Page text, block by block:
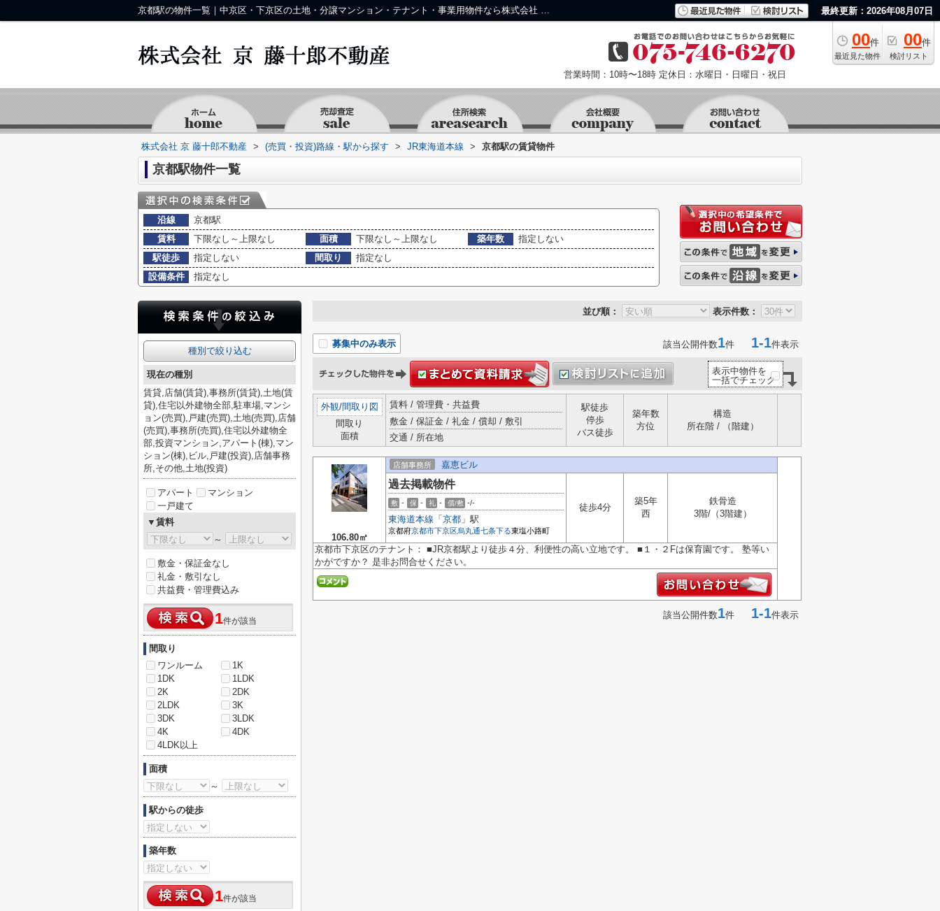
京都駅の物件一覧｜中京区・下京区の土地・分譲マンション・テナント・事業用物件なら株式会社 京 藤十郎不動産 最終更新：2026年08月07日
00件
最近見た物件
00件
検討リスト
営業時間：10時〜18時 定休日：水曜日・日曜日・祝日
株式会社 京 藤十郎不動産 > (売買・投資)路線・駅から探す > JR東海道本線 > 京都駅の賃貸物件
京都駅物件一覧
沿線
京都駅
賃料
下限なし～上限なし 面積 下限なし～上限なし 築年数
指定しない
駅徒歩
指定しない 間取り
指定なし
設備条件
指定なし
並び順： 表示件数：
募集中のみ表示 該当公開件数1件 1-1件表示
表示中物件を
一括でチェック
外観/間取り図
間取り
面積
賃料 / 管理費・共益費
敷金 / 保証金 / 礼金 / 償却 / 敷引
交通 / 所在地
駅徒歩
停歩
バス徒歩
築年数
方位
構造
所在階 / （階建）
106.80㎡
店舗事務所 嘉恵ビル
過去掲載物件
敷 - 保 - 礼 - 償/敷 -/-
東海道本線 「 京都 」駅
京都府京都市下京区烏丸通七条下る東塩小路町
徒歩4分
築5年
西
鉄骨造
3階/（3階建）
京都市下京区のテナント： ■JR京都駅より徒歩４分、利便性の高い立地です。 ■１・２Fは保育園です。 塾等い
かがですか？ 是非お問合せください。
該当公開件数1件 1-1件表示
種別で絞り込む
現在の種別
賃貸,店舗(賃貸),事務所(賃貸),土地(賃
貸),住宅以外建物全部,駐車場,マンシ
ョン(売買),戸建(売買),土地(売買),店舗
(売買),事務所(売買),住宅以外建物全
部,投資マンション,アパート(棟),マン
ション(棟),ビル,戸建(投資),店舗事務
所,その他,土地(投資)
アパート
マンション
一戸建て
▼賃料
～
敷金・保証金なし
礼金・敷引なし
共益費・管理費込み
1件が該当
間取り
ワンルーム
1K
1DK
1LDK
2K
2DK
2LDK
3K
3DK
3LDK
4K
4DK
4LDK以上
面積
～
駅からの徒歩
築年数
1件が該当